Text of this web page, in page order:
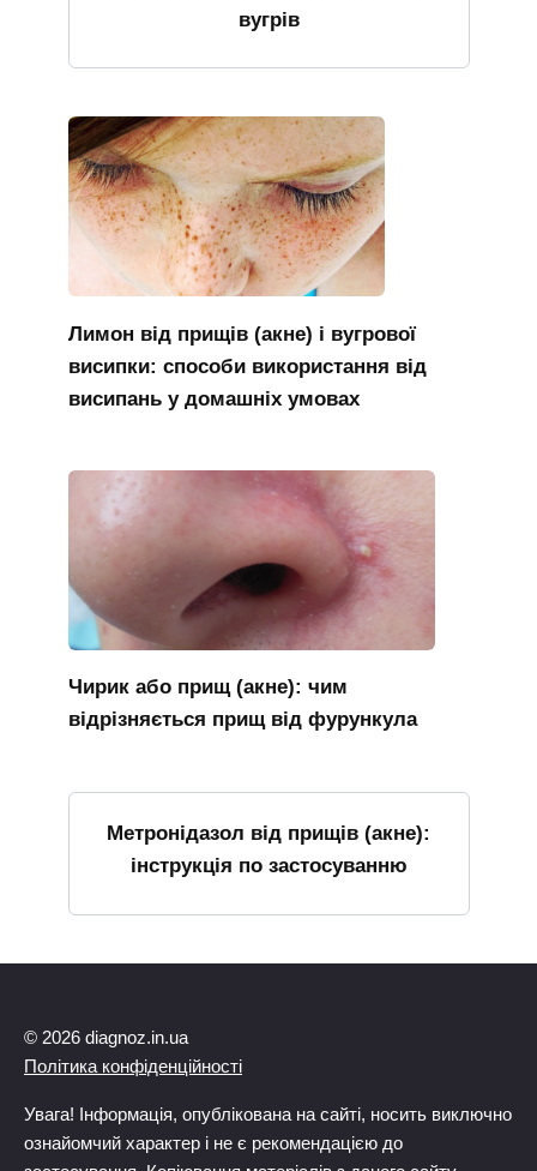
вугрів
Лимон від прищів (акне) і вугрової
висипки: способи використання від
висипань у домашніх умовах
Чирик або прищ (акне): чим
відрізняється прищ від фурункула
Метронідазол від прищів (акне):
інструкція по застосуванню
© 2026 diagnoz.in.ua
Політика конфіденційності
Увага! Інформація, опублікована на сайті, носить виключно
ознайомчий характер і не є рекомендацією до